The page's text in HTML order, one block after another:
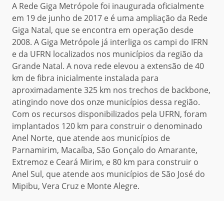
A Rede Giga Metrópole foi inaugurada oficialmente
em 19 de junho de 2017 e é uma ampliação da Rede
Giga Natal, que se encontra em operação desde
2008. A Giga Metrópole já interliga os campi do IFRN
e da UFRN localizados nos municípios da região da
Grande Natal. A nova rede elevou a extensão de 40
km de fibra inicialmente instalada para
aproximadamente 325 km nos trechos de backbone,
atingindo nove dos onze municípios dessa região.
Com os recursos disponibilizados pela UFRN, foram
implantados 120 km para construir o denominado
Anel Norte, que atende aos municípios de
Parnamirim, Macaíba, São Gonçalo do Amarante,
Extremoz e Ceará Mirim, e 80 km para construir o
Anel Sul, que atende aos municípios de São José do
Mipibu, Vera Cruz e Monte Alegre.